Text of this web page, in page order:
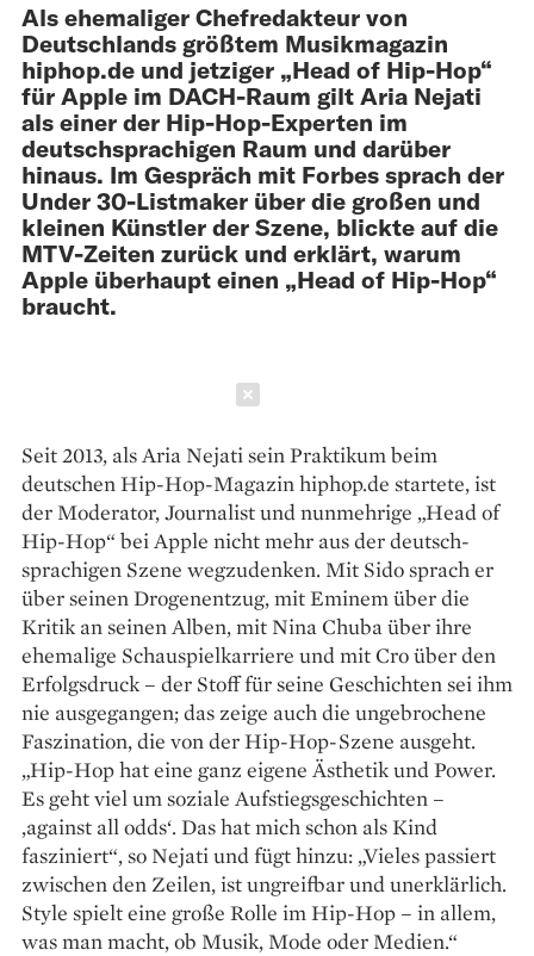
Als ehemaliger Chefredakteur von
Deutschlands größtem Musikmagazin
hiphop.de und jetziger „Head of Hip-Hop“
für Apple im DACH-Raum gilt Aria Nejati
als einer der ­Hip-Hop-Experten im
deutsch­sprachigen Raum und darüber
hinaus. Im Gespräch mit Forbes sprach der
Under 30-Listmaker über die großen und
kleinen Künstler der Szene, blickte auf die
MTV-Zeiten zurück und erklärt, warum
Apple überhaupt einen „Head of Hip-Hop“
braucht.
Seit 2013, als Aria Nejati sein Prak­tikum beim
deutschen Hip-Hop-Magazin hiphop.de startete, ist
der Moderator, Journalist und nunmehrige „Head of
Hip-Hop“ bei Apple nicht mehr aus der deutsch­
sprachigen Szene wegzudenken. Mit Sido sprach er
über seinen Drogen­entzug, mit Eminem über die
Kritik an seinen Alben, mit Nina Chuba über ihre
ehemalige Schauspiel­karriere und mit Cro über den
Erfolgsdruck – der Stoff für seine Geschichten sei ihm
nie ausgegangen; das zeige auch die ungebrochene
Faszination, die von der Hip-Hop-Szene ausgeht.
„Hip-Hop hat eine ganz eigene Ästhetik und Power.
Es geht viel um soziale Aufstiegsgeschichten –
‚against all odds‘. Das hat mich schon als Kind
fasziniert“, so Nejati und fügt hinzu: „Vieles passiert
zwischen den Zeilen, ist ungreifbar und unerklärlich.
Style spielt eine große Rolle im Hip-Hop – in allem,
was man macht, ob Musik, Mode oder Medien.“